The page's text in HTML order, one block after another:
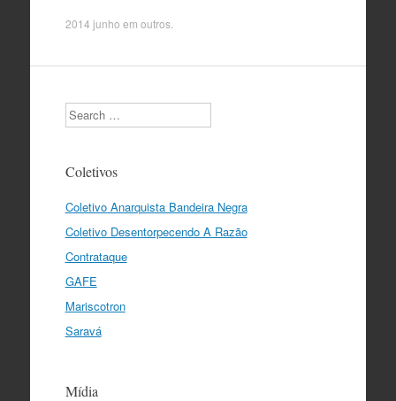
2014 junho em outros.
Search
Coletivos
Coletivo Anarquista Bandeira Negra
Coletivo Desentorpecendo A Razão
Contrataque
GAFE
Mariscotron
Saravá
Mídia